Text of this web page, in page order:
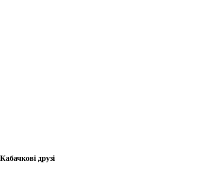
Кабачкові друзі